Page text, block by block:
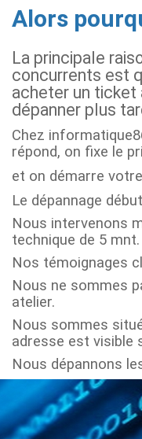
Alors
La principale
concurrents est
acheter un ticket
dépanner plus
Chez
répond, on fixe le
et on démarre
Le dépannage
Nous intervenons
technique de 5 mnt.
Nos témoignages
Nous ne sommes
atelier.
Nous sommes
adresse est visible
Nous dépannons